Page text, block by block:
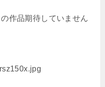
作品期待していません